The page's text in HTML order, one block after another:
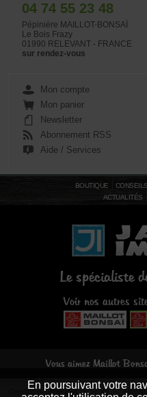
04 74 55 23 48
Pépinière MAILLOT-BONSAÏ
Le Bois Frazy
01990 RELEVANT - FRANCE
sur rendez-vous
Mon compte
Mon panier
Newsletter
Abonnement RSS
Aide / Services
BOUTIQUE CONSEILS
ACTUALITÉS
Le spécialiste
Voir nos autres
Vous aimez Maillot
Conditions générales de vente -
En poursuivant votre